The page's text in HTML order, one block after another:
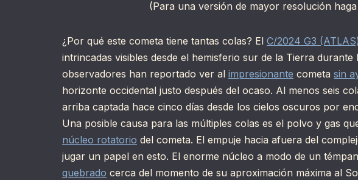
(Para una versión de mayor resolución
¿Por qué este cometa tiene tantas colas? El C/2024 G3 (ATLAS)
intrincadas visibles desde el hemisferio sur de la Tierra durante
observadores han reportado ver al impresionante cometa sin
horizonte occidental justo después del ocaso. Al menos seis
arriba captada hace cinco días desde los cielos oscuros por
Una posible causa para las múltiples colas es el polvo y gas
núcleo rotatorio del cometa. El empuje hacia afuera del
jugar un papel en esto. El enorme núcleo a modo de un
quebrado cerca del momento de su aproximación máxima al